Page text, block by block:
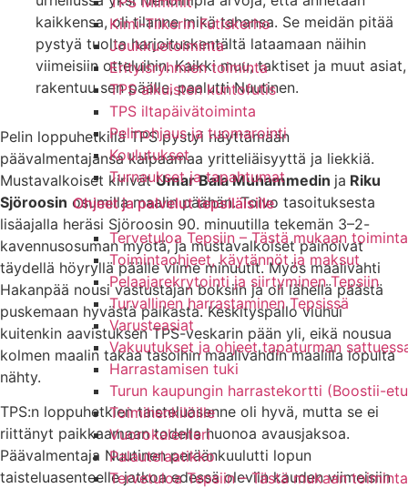
Kimi-Tiikerin Futiskerho
Joukkuetoiminta
Erityisryhmien toiminta
TPS aikuisten kuntofutis
TPS iltapäivätoiminta
Pelinohjaus ja tuomarointi
Koulutukset
Turnaukset ja tapahtumat
Ohjeet ja palvelut tepsiläisille
Tervetuloa Tepsiin – Tästä mukaan
Toimintaohjeet, käytännöt ja maksut
Pelaajarekrytointi ja siirtyminen Tepsiin
Turvallinen harrastaminen Tepsissä
Varusteasiat
Vakuutukset ja ohjeet tapaturman
Harrastamisen tuki
Turun kaupungin harrastekortti (Boostii-
Toimihenkilöille
Vuorokalenteri
Palautelaatikko
Tervetuloa Tepsiin – Tästä mukaan
kaikkensa, oli tilanne mikä tahansa. Se meidän pitää
pystyä tuolta harjoituskentältä lataamaan näihin
viimeisiin otteluihin. Kaikki muu, taktiset ja muut asiat,
rakentuu sen päälle, paalutti Nuutinen.
Pelin loppuhetkillä TPS pystyi näyttämään
päävalmentajansa kaipaamaa yritteliäisyyttä ja liekkiä.
Mustavalkoiset kirivätUmar Bala Muhammedin ja Riku
Sjöroosin osumilla maalin päähän. Toivo tasoituksesta
lisäajalla heräsi Sjöroosin 90. minuutilla tekemän 3–2-
kavennusosuman myötä, ja mustavalkoiset painoivat
täydellä höyryllä päälle viime minuutit. Myös maalivahti
Hakanpää nousi vastustajan boksiin ja oli lähellä päästä
puskemaan hyvästä paikasta. Keskityspallo viuhui
kuitenkin aavistuksen TPS-veskarin pään yli, eikä nousua
kolmen maalin takaa tasoihin maalivahdin maalilla lopulta
nähty.
TPS:n loppuhetkien taisteluasenne oli hyvä, mutta se ei
riittänyt paikkaamaan todella huonoa avausjaksoa.
Päävalmentaja Nuutinen peräänkuulutti lopun
taisteluasenteelle jatkoa edessä oleviin kauden viimeisiin